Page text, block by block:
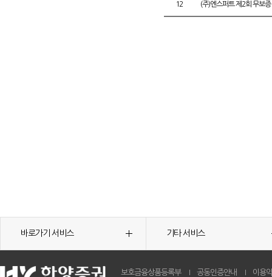
12 (주)엔스퍼트 제2회 무보
바로가기 서비스 기타 서비스
보호금융상품등록부 공동인증안내 이용